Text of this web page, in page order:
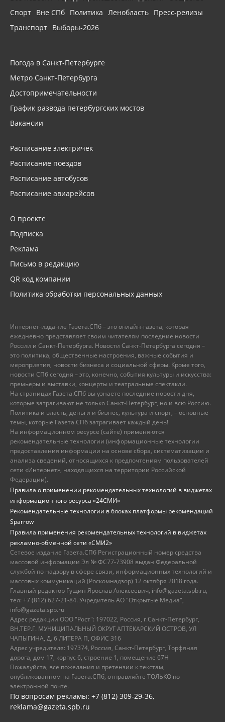
Спорт Вне СПб Политика Ленобласть Пресс-релизы
Транспорт Выборы-2026
Погода в Санкт-Петербурге
Метро Санкт-Петербурга
Достопримечательности
График развода петербургских мостов
Вакансии
Расписание электричек
Расписание поездов
Расписание автобусов
Расписание авиарейсов
О проекте
Подписка
Реклама
Письмо в редакцию
QR код компании
Политика обработки персональных данных
Интернет-издание Газета.СПб – это онлайн-газета, которая
ежедневно представляет своим читателям последние новости
России и Санкт-Петербурга. Новости Санкт-Петербурга сегодня –
это политика, общественные настроения, важные события и
мероприятия, новости бизнеса и социальной сферы. Кроме того,
новости СПб сегодня – это, конечно, события культуры и искусства:
премьеры и выставки, концерты и театральные спектакли.
На страницах Газета.СПб вы узнаете последние новости дня,
которые затрагивают не только Санкт-Петербург, но и всю Россию.
Политика и власть, деньги и бизнес, культура и спорт, – основные
темы, которые Газета.СПб затрагивает каждый день!
На информационном ресурсе (сайте) применяются
рекомендательные технологии (информационные технологии
предоставления информации на основе сбора, систематизации и
анализа сведений, относящихся к предпочтениям пользователей
сети «Интернет», находящихся на территории Российской
Федерации).
Правила о применении рекомендательных технологий в виджетах
информационного ресурса «24СМИ»
Рекомендательные технологии в блоках платформы рекомендаций
Sparrow
Правила применения рекомендательных технологий в виджетах
рекламно-обменной сети «СМИ2»
Сетевое издание Газета.СПб Регистрационный номер средства
массовой информации Эл № ФС77-73908 выдан Федеральной
службой по надзору в сфере связи, информационных технологий и
массовых коммуникаций (Роскомнадзор) 12 октября 2018 года.
Главный редактор Гущин Ярослав Алексеевич, info@gazeta.spb.ru,
тел: +7 (812) 627-21-84. Учредитель АО "Открытые Медиа",
info@gazeta.spb.ru
Адрес редакции ООО "Рост": 197022, Россия, г.Санкт-Петербург,
ВН.ТЕР.Г. МУНИЦИПАЛЬНЫЙ ОКРУГ АПТЕКАРСКИЙ ОСТРОВ, УЛ
ЧАПЫГИНА, Д. 6 ЛИТЕРА П, ОФИС 316
Адрес учредителя: 197374, Россия, Санкт-Петербург, Торфяная
дорога, дом 17, корпус 6, строение 1, помещение 67Н
Пожалуйста, все пожелания и претензии к текстам,
опубликованном на Газета.СПб, отправляйте ТОЛЬКО по
электронной почте.
По вопросам рекламы: +7 (812) 309-29-36,
reklama@gazeta.spb.ru